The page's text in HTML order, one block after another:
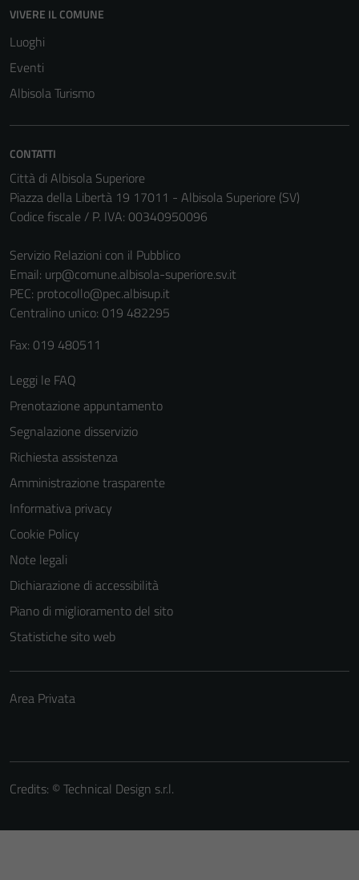
VIVERE IL COMUNE
Luoghi
Eventi
Albisola Turismo
CONTATTI
Città di Albisola Superiore
Piazza della Libertà 19 17011 - Albisola Superiore (SV)
Codice fiscale / P. IVA: 00340950096
Servizio Relazioni con il Pubblico
Email: urp@comune.albisola-superiore.sv.it
PEC: protocollo@pec.albisup.it
Centralino unico: 019 482295
Fax: 019 480511
Leggi le FAQ
Prenotazione appuntamento
Segnalazione disservizio
Richiesta assistenza
Amministrazione trasparente
Informativa privacy
Cookie Policy
Note legali
Dichiarazione di accessibilità
Piano di miglioramento del sito
Statistiche sito web
Area Privata
Credits: ©Technical Design s.r.l.